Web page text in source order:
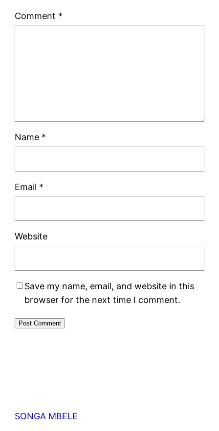
Comment *
Name *
Email *
Website
Save my name, email, and website in this
browser for the next time I comment.
SONGA MBELE